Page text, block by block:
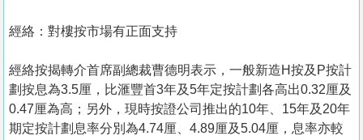
經絡：對樓按市場有正面支持
經絡按揭轉介首席副總裁曹德明表示，一般新造H按及P按計
劃按息為3.5厘，比滙豐首3年及5年定按計劃各高出0.32厘及
0.47厘為高；另外，現時按證公司推出的10年、15年及20年
期定按計劃息率分別為4.74厘、4.89厘及5.04厘，息率亦較